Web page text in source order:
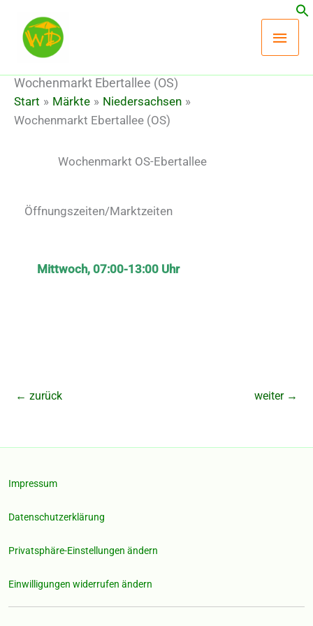
Inhalt
springen
Wochenmarkt Ebertallee (OS)
Start Märkte
Niedersachsen
Wochenmarkt Ebertallee (OS)
Wochenmarkt OS-Ebertallee
Öffnungszeiten/Marktzeiten
Mittwoch, 07:00-13:00 Uhr
← zurück weiter →
Impressum
Datenschutzerklärung
Privatsphäre-Einstellungen ändern
Einwilligungen widerrufen ändern